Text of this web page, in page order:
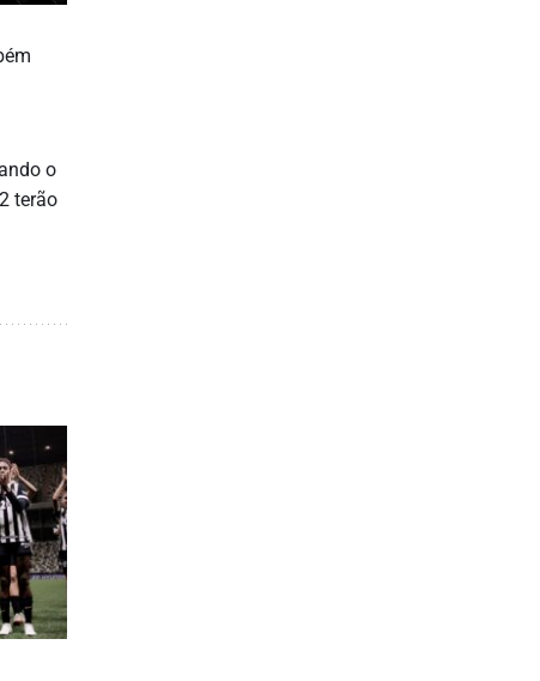
o
terão